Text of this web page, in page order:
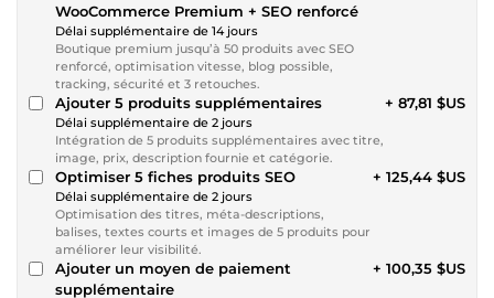
WooCommerce Premium + SEO renforcé
Délai supplémentaire de 14 jours
Boutique premium jusqu’à 50 produits avec SEO
renforcé, optimisation vitesse, blog possible,
tracking, sécurité et 3 retouches.
Ajouter 5 produits supplémentaires
Délai supplémentaire de 2 jours
Intégration de 5 produits supplémentaires avec titre,
image, prix, description fournie et catégorie.
+ 87,81 $US
Optimiser 5 fiches produits SEO
Délai supplémentaire de 2 jours
Optimisation des titres, méta-descriptions,
balises, textes courts et images de 5 produits pour
améliorer leur visibilité.
+ 125,44 $US
Ajouter un moyen de paiement
supplémentaire
+ 100,35 $US